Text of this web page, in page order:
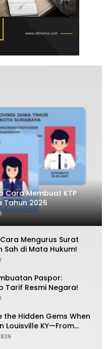
Cara Membuat KTP
Tahun 2026
Mengurus Surat
Sah di Mata Hukum!
Paspor:
Tarif Resmi Negara!
the Hidden Gems When
Louisville KY—From